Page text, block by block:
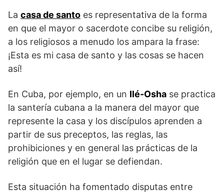
La casa de santo es representativa de la forma
en que el mayor o sacerdote concibe su religión,
a los religiosos a menudo los ampara la frase:
¡Esta es mi casa de santo y las cosas se hacen
así!
En Cuba, por ejemplo, en un Ilé-Osha se practica
la santería cubana a la manera del mayor que
represente la casa y los discípulos aprenden a
partir de sus preceptos, las reglas, las
prohibiciones y en general las prácticas de la
religión que en el lugar se defiendan.
Esta situación ha fomentado disputas entre